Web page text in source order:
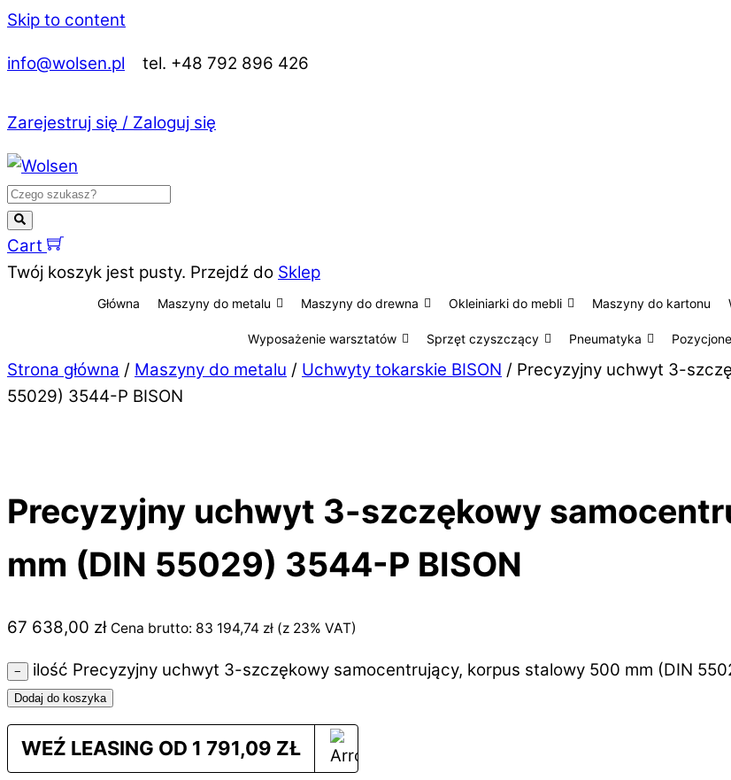
Skip to content
info@wolsen.pl tel. +48 792 896 426
Zarejestruj się / Zaloguj się
Cart
Twój koszyk jest pusty. Przejdź do Sklep
Główna Maszyny do metalu Maszyny do drewna Okleiniarki do mebli Maszyny do kartonu
Wyposażenie warsztatów Sprzęt czyszczący Pneumatyka
Strona główna / Maszyny do metalu / Uchwyty tokarskie BISON / Precyzyjny uchwyt 3-
55029) 3544-P BISON
Precyzyjny uchwyt 3-szczękowy
mm (DIN 55029) 3544-P BISON
67 638,00 zł Cena brutto: 83 194,74 zł (z 23% VAT)
− ilość Precyzyjny uchwyt 3-szczękowy samocentrujący, korpus stalowy 500 mm (DIN
Dodaj do koszyka
WEŹ LEASING OD 1 791,09 ZŁ